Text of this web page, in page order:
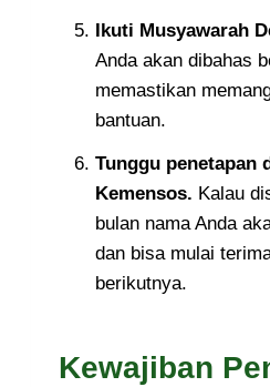
Ikuti Musyawarah
Anda akan dibahas
memastikan
bantuan.
Tunggu penetapan
Kemensos. Kalau
bulan nama Anda
dan bisa mulai
berikutnya.
Kewajiban